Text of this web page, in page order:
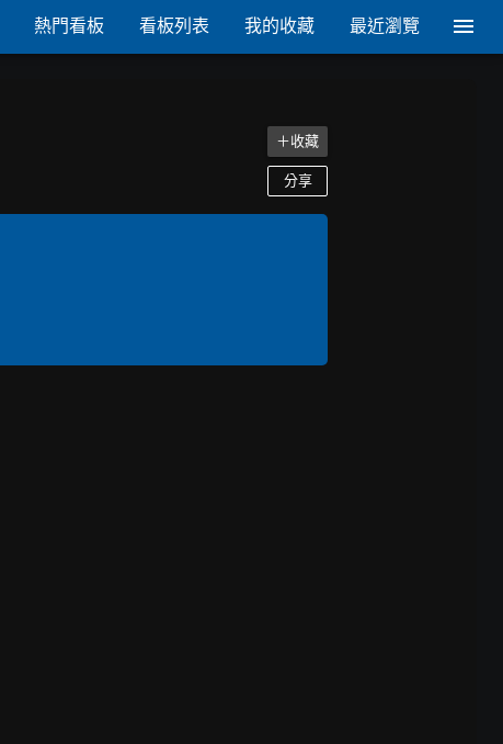
熱門看板 看板列表 我的收藏 最近瀏覽
＋收藏
分享